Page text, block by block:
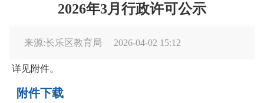
2026年3月行政许可公示
来源:长乐区教育局 2026-04-02 15:12
详见附件。
附件下载